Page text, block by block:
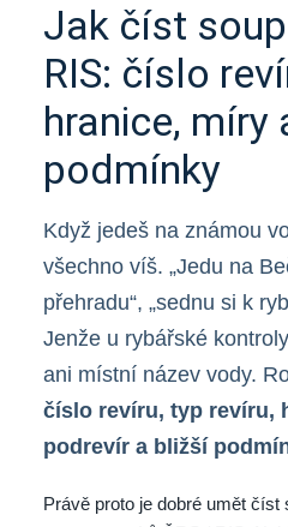
Jak číst
RIS: číslo
hranice, míry
podmínky
Když jedeš na známou
všechno víš. „Jedu na
přehradu“, „sednu si k
Jenže u rybářské
ani místní název vody.
číslo revíru, typ revíru,
podrevír a bližší
Právě proto je dobré umět číst